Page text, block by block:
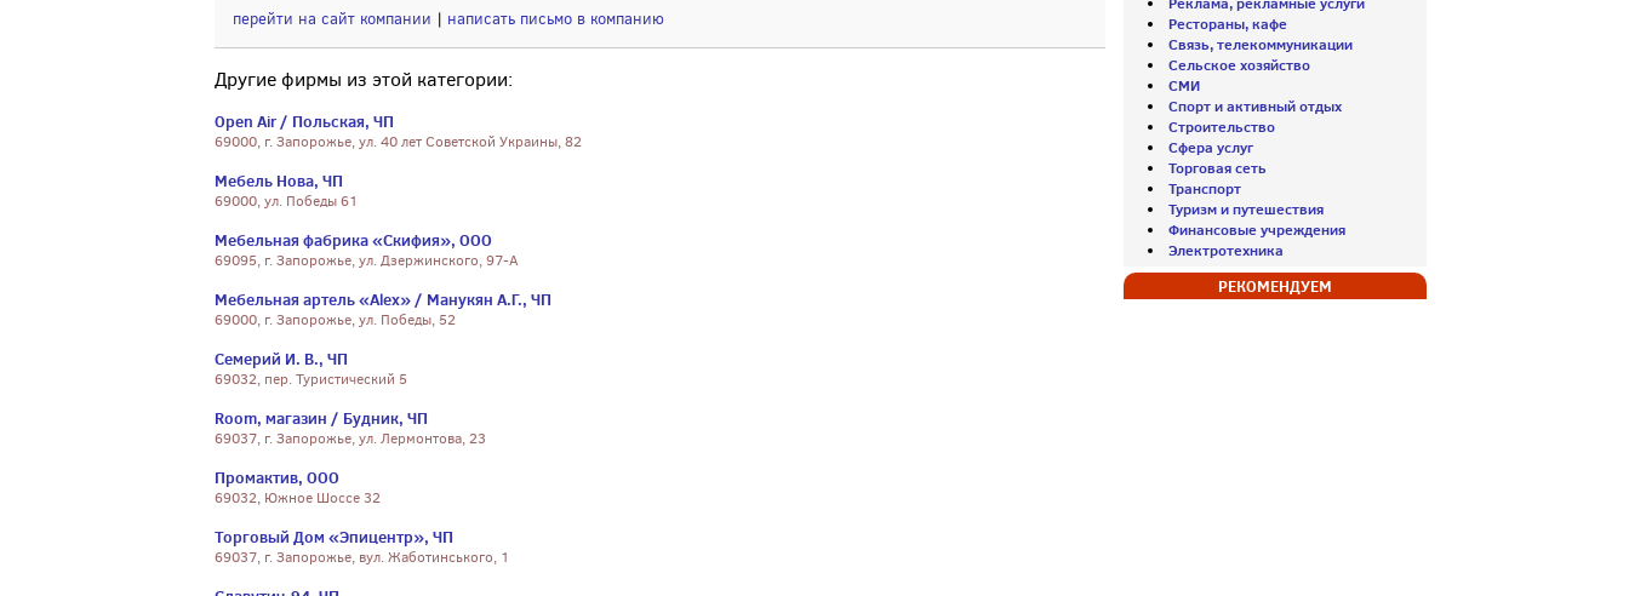
перейти на сайт компании | написать письмо в компанию
Другие фирмы из этой категории:
Open Air / Польская, ЧП
69000, г. Запорожье, ул. 40 лет Советской Украины, 82
Мебель Нова, ЧП
69000, ул. Победы 61
Мебельная фабрика «Скифия», ООО
69095, г. Запорожье, ул. Дзержинского, 97-А
Мебельная артель «Alex» / Манукян А.Г., ЧП
69000, г. Запорожье, ул. Победы, 52
Семерий И. В., ЧП
69032, пер. Туристический 5
Room, магазин / Будник, ЧП
69037, г. Запорожье, ул. Лермонтова, 23
Промактив, ООО
69032, Южное Шоссе 32
Торговый Дом «Эпицентр», ЧП
69037, г. Запорожье, вул. Жаботинського, 1
Рестораны, кафе
Связь, телекоммуникации
Сельское хозяйство
СМИ
Спорт и активный отдых
Строительство
Сфера услуг
Торговая сеть
Транспорт
Туризм и путешествия
Финансовые учреждения
Электротехника
РЕКОМЕНДУЕМ